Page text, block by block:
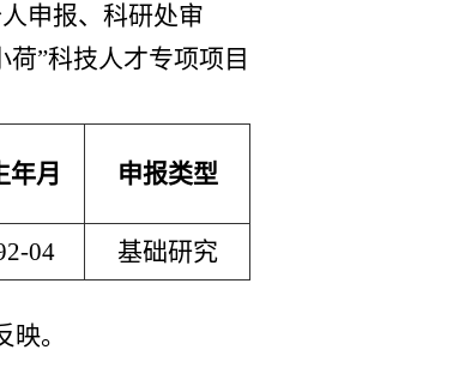
申报、科研处审
荷”科技人才专项项目
年月 申报类型
04 基础研究
。